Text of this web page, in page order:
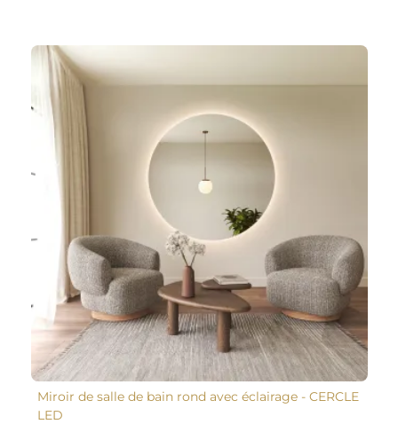
Miroir de salle de bain rond avec éclairage - CERCLE
LED